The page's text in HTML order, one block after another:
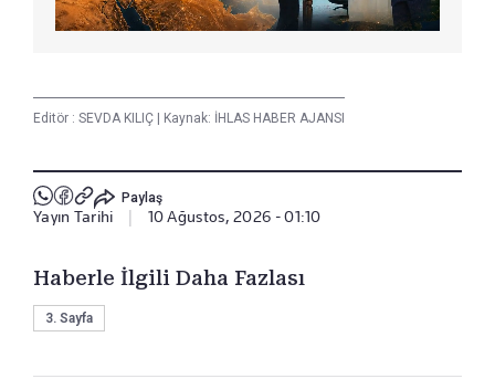
Editör : SEVDA KILIÇ Kaynak: İHLAS HABER AJANSI
Paylaş
Yayın Tarihi 10 Ağustos, 2026 - 01:10
Haberle İlgili Daha Fazlası
3. Sayfa